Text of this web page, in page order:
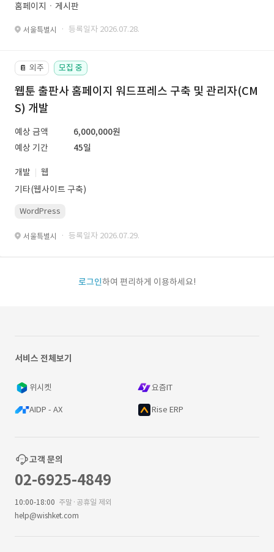
홈페이지ㆍ게시판
서울특별시 · 등록일자 2026.07.28.
📔 외주 모집 중
웹툰 출판사 홈페이지 워드프레스 구축 및 관리자(CM
S) 개발
예상 금액
6,000,000원
예상 기간
45일
개발
웹
기타(웹사이트 구축)
WordPress
서울특별시 · 등록일자 2026.07.29.
로그인하여 편리하게 이용하세요!
서비스 전체보기
위시켓 요즘IT
AIDP - AX Rise ERP
고객 문의
02-6925-4849
10:00-18:00 주말·공휴일 제외
help@wishket.com